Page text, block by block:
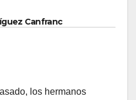
Canfranc
los hermanos